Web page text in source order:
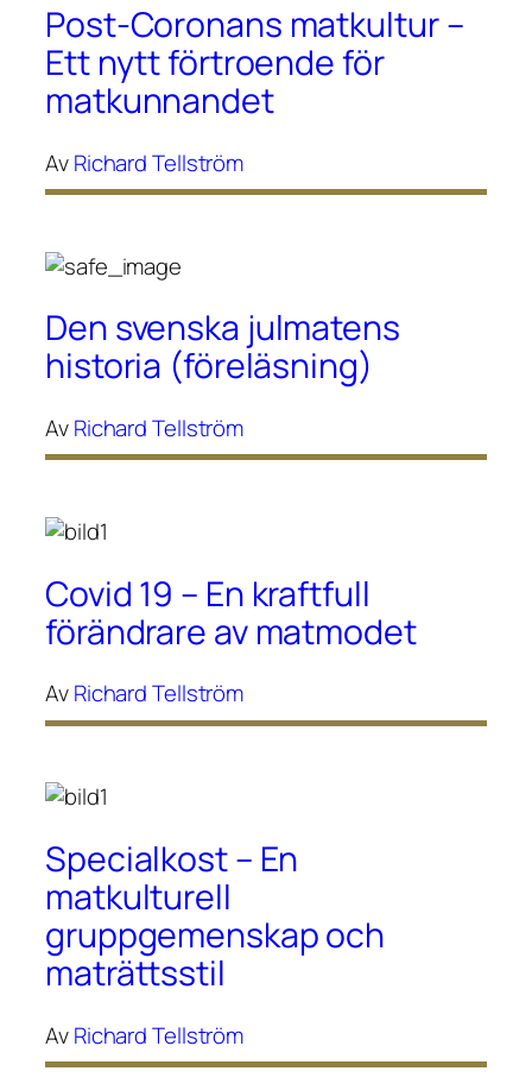
Post-Coronans matkultur –
Ett nytt förtroende för
matkunnandet
AvRichard Tellström
Den svenska julmatens
historia (föreläsning)
AvRichard Tellström
Covid 19 – En kraftfull
förändrare av matmodet
AvRichard Tellström
Specialkost – En
matkulturell
gruppgemenskap och
maträttsstil
AvRichard Tellström